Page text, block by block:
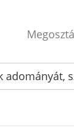
adományát,